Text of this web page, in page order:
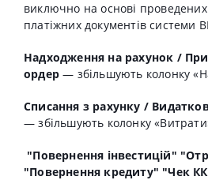
виключно на основі
платіжних документів системи
Надходження на рахунок /
ордер — збільшують колонку
Списання з рахунку /
— збільшують колонку
"Повернення інвестицій"
"Повернення кредиту" "Чек